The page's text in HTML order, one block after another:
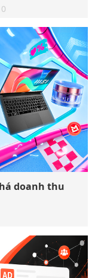
0
doanh thu